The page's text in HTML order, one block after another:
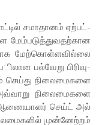
சமா­தானம் ஏற்­பட்­
மேம்­ப­டுத்­து­வ­தற்­கான
மேற்­கொள்­ள­வில்லை
பல்­வேறு பிரி­வு­
செய்து நிலை­மை­களை
நிலை­மை­களை
ஆணை­யாளர் செய்ட் அல்
முன்­னேற்றம்